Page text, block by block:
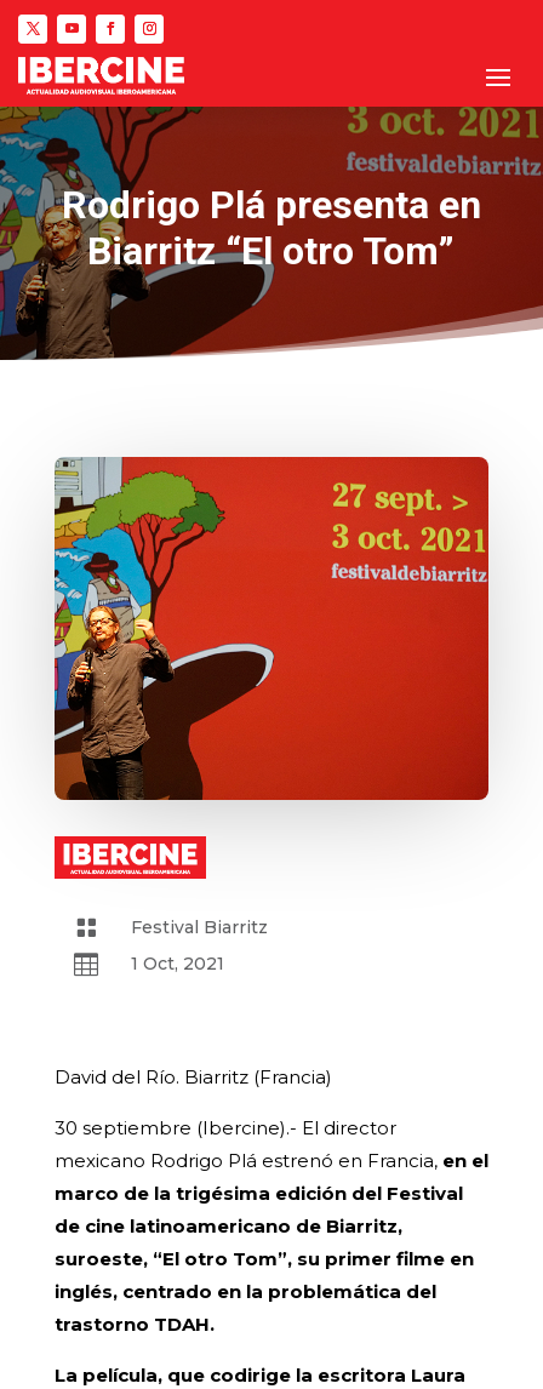
Rodrigo Plá presenta en
Biarritz “El otro Tom”
 Festival Biarritz
 1 Oct, 2021
David del Río. Biarritz (Francia)
30 septiembre (Ibercine).- El director
mexicano Rodrigo Plá estrenó en Francia, en el
marco de la trigésima edición del Festival
de cine latinoamericano de Biarritz,
suroeste, “El otro Tom”, su primer filme en
inglés, centrado en la problemática del
trastorno TDAH.
La película, que codirige la escritora Laura